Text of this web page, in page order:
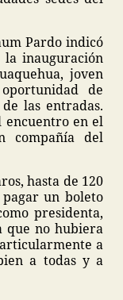
Pardo indicó
inauguración
joven
de
las entradas.
encuentro en el
compañía del
hasta de 120
un boleto
presidenta,
que no hubiera
a
a todas y a